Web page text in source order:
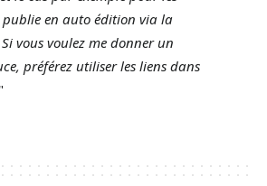
publie en auto édition via la
Si vous voulez me donner un
préférez utiliser les liens dans
"